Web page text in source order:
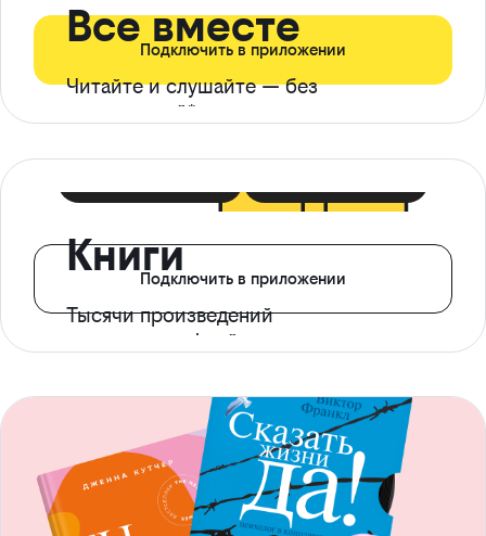
Все вместе
Читайте и слушайте — без
ограничений*
Подключить в приложении
Книги
Тысячи произведений
с доступом офлайн
Подключить в приложении